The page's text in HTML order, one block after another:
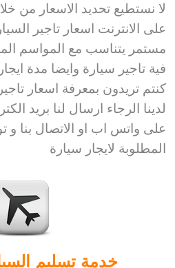
لا نستطيع تحديد الاسعار من
على الانترنت اسعار تاجير
مستمر يتناسب مع المواسم
فية تاجير سيارة وايضا مدة
كنتم تريدون بمعرفة اسعار
لدينا الرجاء ارسال لنا بريد
على واتس اب او الاتصال بنا و
المطلوبة لايجار سيارة
خدمة تسليم